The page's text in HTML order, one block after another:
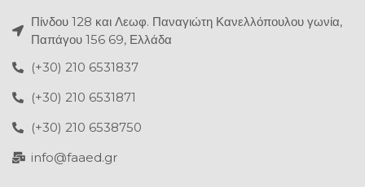
Πίνδου 128 και Λεωφ. Παναγιώτη Κανελλόπουλου γωνία,
Παπάγου 156 69, Ελλάδα
(+30) 210 6531837
(+30) 210 6531871
(+30) 210 6538750
info@faaed.gr